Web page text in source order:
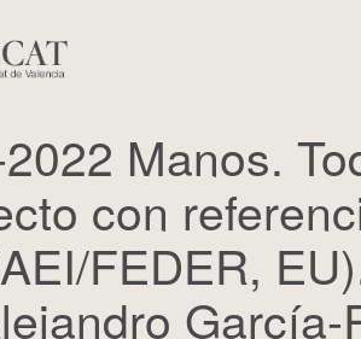
Manos.
con
FEDER,